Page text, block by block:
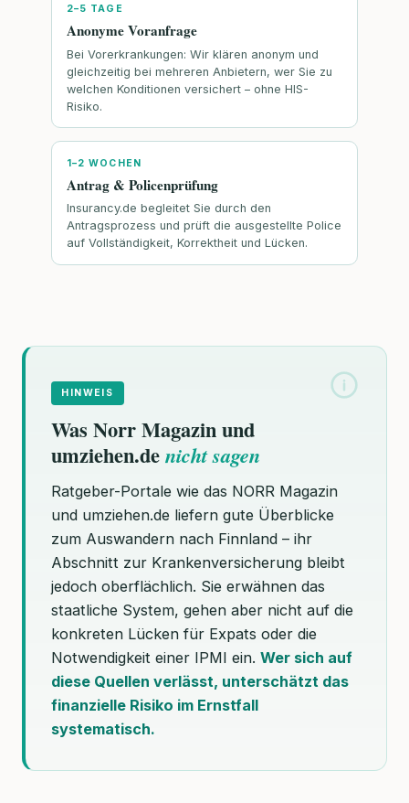
2–5 TAGE
Anonyme Voranfrage
Bei Vorerkrankungen: Wir klären anonym und
gleichzeitig bei mehreren Anbietern, wer Sie zu
welchen Konditionen versichert – ohne HIS-
Risiko.
1–2 WOCHEN
Antrag & Policenprüfung
Insurancy.de begleitet Sie durch den
Antragsprozess und prüft die ausgestellte Police
auf Vollständigkeit, Korrektheit und Lücken.
HINWEIS
Was Norr Magazin und
umziehen.denicht sagen
Ratgeber-Portale wie das NORR Magazin
und umziehen.de liefern gute Überblicke
zum Auswandern nach Finnland – ihr
Abschnitt zur Krankenversicherung bleibt
jedoch oberflächlich. Sie erwähnen das
staatliche System, gehen aber nicht auf die
konkreten Lücken für Expats oder die
Notwendigkeit einer IPMI ein. Wer sich auf
diese Quellen verlässt, unterschätzt das
finanzielle Risiko im Ernstfall
systematisch.